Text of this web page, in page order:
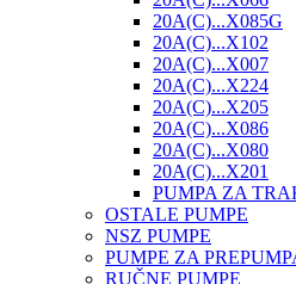
20A(C)...X085G
20A(C)...X102
20A(C)...X007
20A(C)...X224
20A(C)...X205
20A(C)...X086
20A(C)...X080
20A(C)...X201
PUMPA ZA
OSTALE PUMPE
NSZ PUMPE
PUMPE ZA
RUČNE PUMPE